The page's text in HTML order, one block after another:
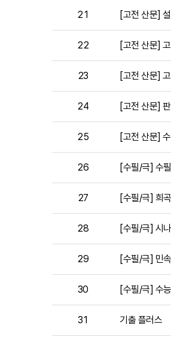
21 [고전 산문]
22 [고전 산문]
23 [고전 산문]
24 [고전 산문]
25 [고전 산문]
26 [수필/극] 수필
27 [수필/극] 희곡
28 [수필/극] 시
29 [수필/극] 민
30 [수필/극] 수
31 기출 플러스